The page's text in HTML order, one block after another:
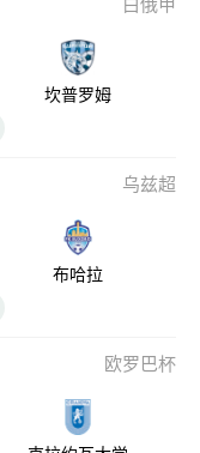
白俄甲
坎普罗姆
乌兹超
布哈拉
欧罗巴杯